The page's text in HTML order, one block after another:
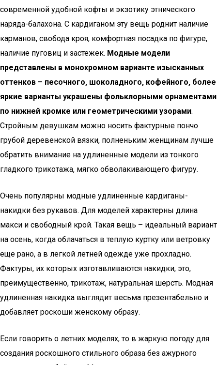
современной удобной кофты и экзотику этнического
наряда-балахона. С кардиганом эту вещь роднит наличие
карманов, свобода кроя, комфортная посадка по фигуре,
наличие пуговиц и застежек. Модные модели
представлены в монохромном варианте изысканных
оттенков – песочного, шоколадного, кофейного, более
яркие варианты украшены фольклорными орнаментами
по нижней кромке или геометрическими узорами.
Стройным девушкам можно носить фактурные пончо
грубой деревенской вязки, полненьким женщинам лучше
обратить внимание на удлиненные модели из тонкого
гладкого трикотажа, мягко обволакивающего фигуру.
Очень популярны модные удлиненные кардиганы-
накидки без рукавов. Для моделей характерны длина
макси и свободный крой. Такая вещь – идеальный вариант
на осень, когда облачаться в теплую куртку или ветровку
еще рано, а в легкой летней одежде уже прохладно.
Фактуры, их которых изготавливаются накидки, это,
преимущественно, трикотаж, натуральная шерсть. Модная
удлиненная накидка выглядит весьма презентабельно и
добавляет роскоши женскому образу.
Если говорить о летних моделях, то в жаркую погоду для
создания роскошного стильного образа без ажурного